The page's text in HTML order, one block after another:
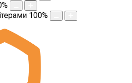
%
100%